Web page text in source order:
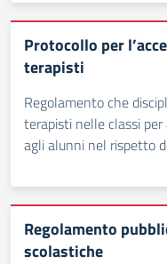
Protocollo per
terapisti
Regolamento che
terapisti nelle classi
agli alunni nel rispetto
Regolamento
scolastiche